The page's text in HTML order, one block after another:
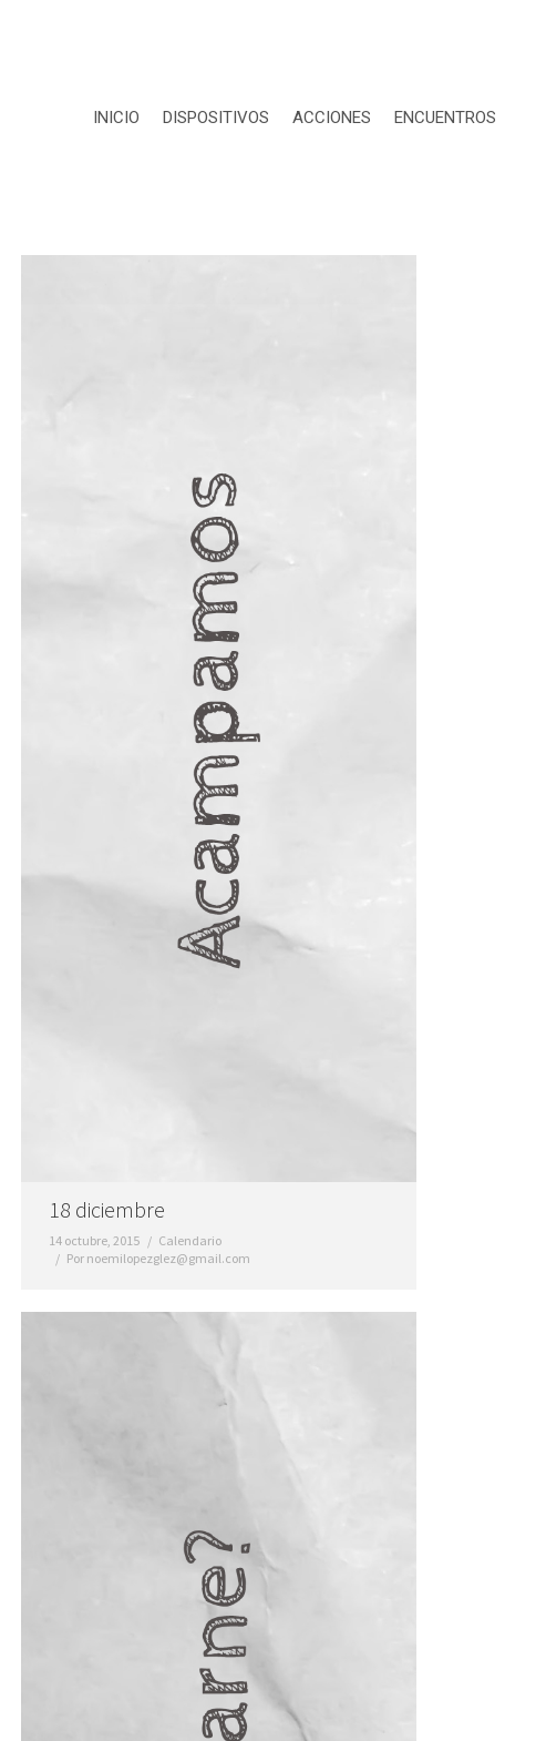
INICIO DISPOSITIVOS ACCIONES ENCUENTROS
18 diciembre
14 octubre, 2015
Calendario
Por noemilopezglez@gmail.com